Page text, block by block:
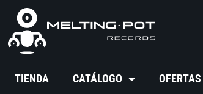
TIENDA CATÁLOGO OFERTAS